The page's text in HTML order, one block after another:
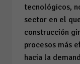
tecnológicos,
sector en el
construcción
procesos más
hacia la